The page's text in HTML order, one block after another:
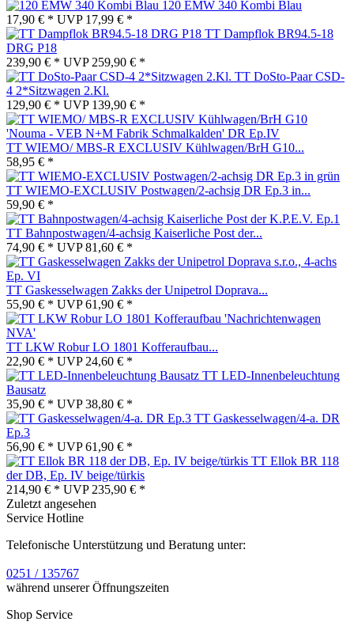
120 EMW 340 Kombi Blau
17,90 € * UVP 17,99 € *
TT Dampflok BR94.5-18
DRG P18
239,90 € * UVP 259,90 € *
TT DoSto-Paar CSD-
4 2*Sitzwagen 2.Kl.
129,90 € * UVP 139,90 € *
TT WIEMO/ MBS-R EXCLUSIV Kühlwagen/BrH G10...
58,95 € *
TT WIEMO-EXCLUSIV Postwagen/2-achsig DR Ep.3 in...
59,90 € *
TT Bahnpostwagen/4-achsig Kaiserliche Post der...
74,90 € * UVP81,60 € *
TT Gaskesselwagen Zakks der Unipetrol Doprava...
55,90 € * UVP61,90 € *
TT LKW Robur LO 1801 Kofferaufbau...
22,90 € * UVP 24,60 € *
TT LED-Innenbeleuchtung
Bausatz
35,90 € * UVP38,80 € *
TT Gaskesselwagen/4-a. DR
Ep.3
56,90 € * UVP61,90 € *
TT Ellok BR 118
der DB, Ep. IV beige/türkis
214,90 € * UVP 235,90 € *
Zuletzt angesehen
Service Hotline
Telefonische Unterstützung und Beratung unter:
0251 / 135767
während unserer Öffnungszeiten
Shop Service